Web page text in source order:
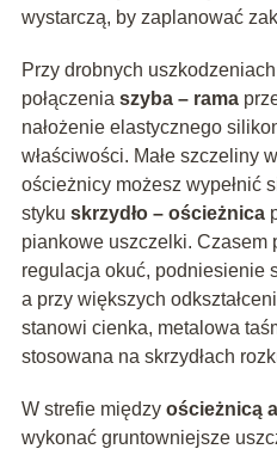
wystarczą, by zaplanować
Przy drobnych
połączenia szyba – rama
nałożenie elastycznego
właściwości. Małe szczeliny
ościeżnicy możesz wypełnić
styku skrzydło – ościeżnica
piankowe uszczelki. Czasem
regulacja okuć, podniesienie
a przy większych
stanowi cienka, metalowa
stosowana na skrzydłach
W strefie między ościeżnicą
wykonać gruntowniejsze